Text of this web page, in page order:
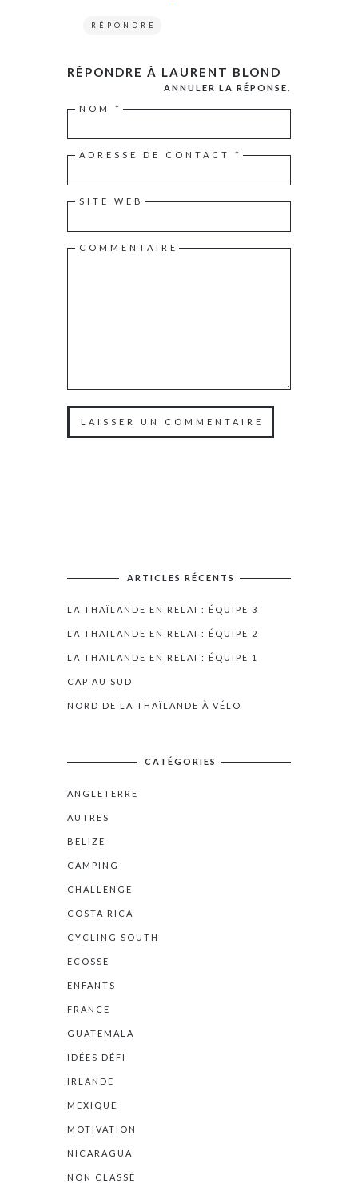
RÉPONDRE
RÉPONDRE À LAURENT BLOND
ANNULER LA RÉPONSE.
NOM *
ADRESSE DE CONTACT *
SITE WEB
COMMENTAIRE
ARTICLES RÉCENTS
LA THAÏLANDE EN RELAI : ÉQUIPE 3
LA THAILANDE EN RELAI : ÉQUIPE 2
LA THAILANDE EN RELAI : ÉQUIPE 1
CAP AU SUD
NORD DE LA THAÏLANDE À VÉLO
CATÉGORIES
ANGLETERRE
AUTRES
BELIZE
CAMPING
CHALLENGE
COSTA RICA
CYCLING SOUTH
ECOSSE
ENFANTS
FRANCE
GUATEMALA
IDÉES DÉFI
IRLANDE
MEXIQUE
MOTIVATION
NICARAGUA
NON CLASSÉ